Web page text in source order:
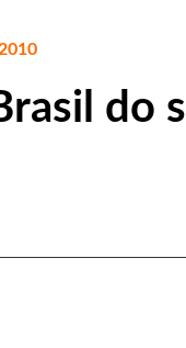
do